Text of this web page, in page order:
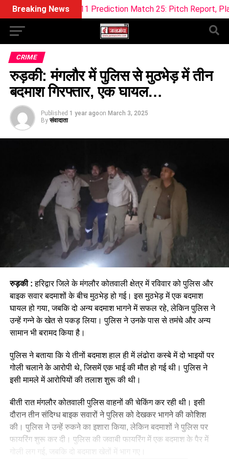
Breaking News
Prediction Match 25: Pitch Report, Playing 11 &
CRIME
रुड़की: मंगलौर में पुलिस से मुठभेड़ में तीन
बदमाश गिरफ्तार, एक घायल…
Published 1 year agoon March 3, 2025
By संवादाता
रुड़की : हरिद्वार जिले के मंगलौर कोतवाली क्षेत्र में रविवार को पुलिस और
बाइक सवार बदमाशों के बीच मुठभेड़ हो गई। इस मुठभेड़ में एक बदमाश
घायल हो गया, जबकि दो अन्य बदमाश भागने में सफल रहे, लेकिन पुलिस ने
उन्हें गन्ने के खेत से पकड़ लिया। पुलिस ने उनके पास से तमंचे और अन्य
सामान भी बरामद किया है।
पुलिस ने बताया कि ये तीनों बदमाश हाल ही में लंढोरा कस्बे में दो भाइयों पर
गोली चलाने के आरोपी थे, जिसमें एक भाई की मौत हो गई थी। पुलिस ने
इसी मामले में आरोपियों की तलाश शुरू की थी।
बीती रात मंगलौर कोतवाली पुलिस वाहनों की चेकिंग कर रही थी। इसी
दौरान तीन संदिग्ध बाइक सवारों ने पुलिस को देखकर भागने की कोशिश
की। पुलिस ने उन्हें रुकने का इशारा किया, लेकिन बदमाशों ने पुलिस पर
फायरिंग शुरू कर दी। पुलिस की जवाबी फायरिंग में एक बदमाश के पैर में